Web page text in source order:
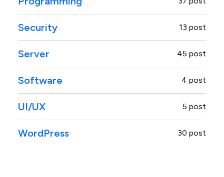
Security 13 post
Server 45 post
Software 4 post
UI/UX 5 post
WordPress 30 post